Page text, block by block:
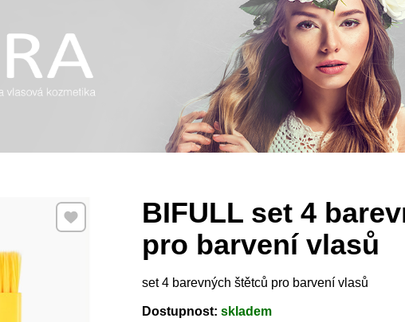
BIFULL set 4
pro barvení vlasů
set 4 barevných štětců pro barvení vlasů
Přidat k Oblíbeným
Dostupnost: skladem